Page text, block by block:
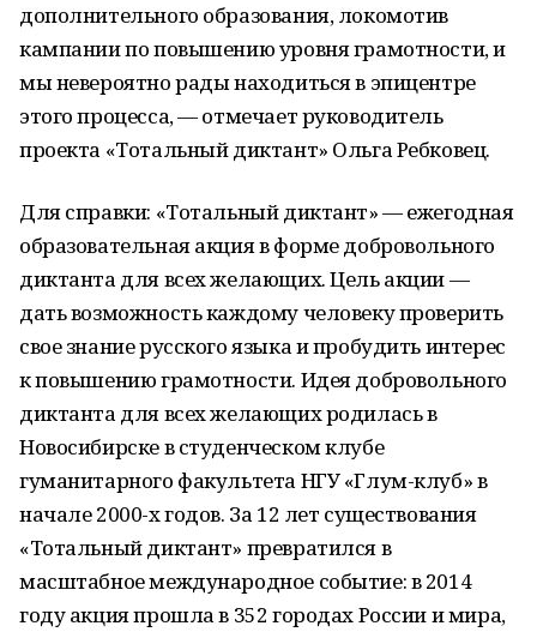
дополнительного образования, локомотив
кампании по повышению уровня грамотности, и
мы невероятно рады находиться в эпицентре
этого процесса, — отмечает руководитель
проекта «Тотальный диктант» Ольга Ребковец.
Для справки: «Тотальный диктант» — ежегодная
образовательная акция в форме добровольного
диктанта для всех желающих. Цель акции —
дать возможность каждому человеку проверить
свое знание русского языка и пробудить интерес
к повышению грамотности. Идея добровольного
диктанта для всех желающих родилась в
Новосибирске в студенческом клубе
гуманитарного факультета НГУ «Глум-клуб» в
начале 2000-х годов. За 12 лет существования
«Тотальный диктант» превратился в
масштабное международное событие: в 2014
году акция прошла в 352 городах России и мира,